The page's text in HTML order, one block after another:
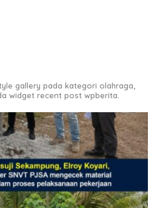
gallery pada kategori olahraga,
widget recent post wpberita.